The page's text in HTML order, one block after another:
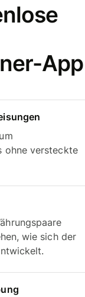
App
ohne versteckte
wie sich der